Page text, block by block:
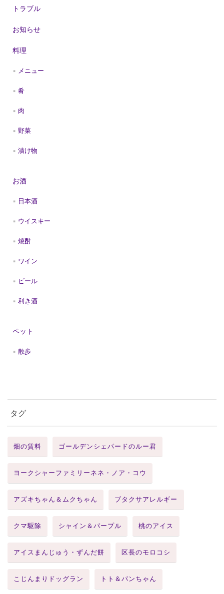
トラブル
お知らせ
料理
メニュー
肴
肉
野菜
漬け物
お酒
日本酒
ウイスキー
焼酎
ワイン
ビール
利き酒
ペット
散歩
タグ
畑の賃料 ゴールデンシェパードのルー君
ヨークシャーファミリーネネ・ノア・コウ
アズキちゃん＆ムクちゃん ブタクサアレルギー
クマ駆除 シャイン＆パープル 桃のアイス
アイスまんじゅう・ずんだ餅 区長のモロコシ
こじんまりドッグラン トト＆パンちゃん